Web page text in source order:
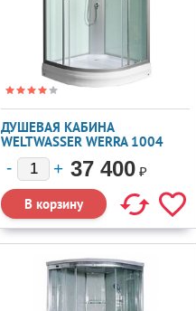
ДУШЕВАЯ КАБИНА
WELTWASSER WERRA 1004
100X100
37 400 ₽